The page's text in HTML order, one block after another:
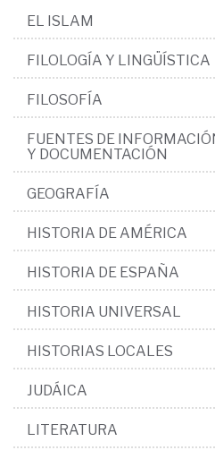
EL ISLAM
FILOLOGÍA Y LINGÜÍSTICA
FILOSOFÍA
FUENTES DE
Y DOCUMENTACIÓN
GEOGRAFÍA
HISTORIA DE AMÉRICA
HISTORIA DE ESPAÑA
HISTORIA UNIVERSAL
HISTORIAS LOCALES
JUDÁICA
LITERATURA